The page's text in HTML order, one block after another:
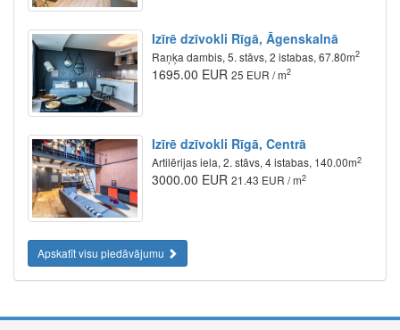
Izīrē dzīvokli Rīgā, Āgenskalnā
Raņķa dambis, 5. stāvs, 2 istabas, 67.80m2
1695.00 EUR 25 EUR / m2
Izīrē dzīvokli Rīgā, Centrā
Artilērijas iela, 2. stāvs, 4 istabas, 140.00m2
3000.00 EUR 21.43 EUR / m2
Apskatīt visu piedāvājumu